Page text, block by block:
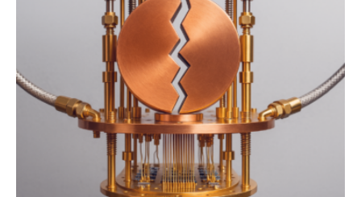
vermutet, weltweit war nach den passenden
Atomkern-Zuständen gesucht worden, 2024 gelang
einem Team der TU Wien mit Unterstützung
internationaler Partner der entscheidende Durchbruch:
Der lange diskutierte Thorium-Kernübergang wurde
gefunden. Kurz darauf konnte man zeigen, dass sich
Thorium tatsächlich nutzen lässt, um hochpräzise…